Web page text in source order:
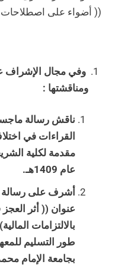
(( أضواء على اصطلاحات
وفي مجال الإشراف
ومناقشتها :
ناقش رسالة
القراءات في
مقدمة لكلية
عام 1409هـ.
أشرف على رسالة
عنوان (( أثر العجز
بالالتزامات
طور التسليم
بجامعة الإمام